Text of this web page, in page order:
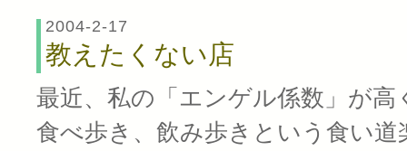
2004-2-17
教えたくない店
最近、私の「エンゲル係数」が
食べ歩き、飲み歩きという食い